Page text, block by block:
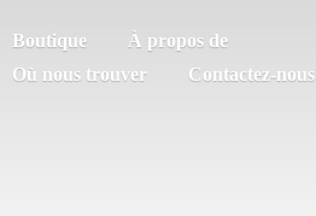
Boutique
À propos de
Où nous trouver
Contactez-nous